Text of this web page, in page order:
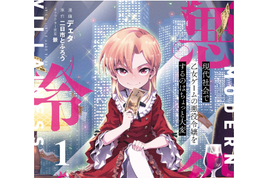
ゲーム
企業
会社概要
採用情報
アクセス
オーバーラップホールディングス
お問い合わせはこちら
オーバーラップ文庫
オーバーラップノベルス
オーバーラップノベルスf